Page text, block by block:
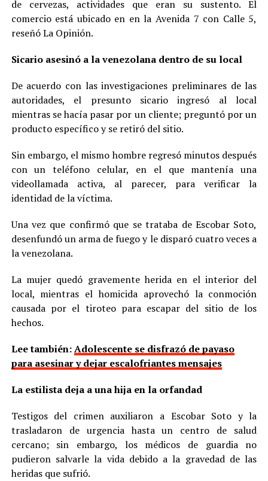
de cervezas, actividades que eran su sustento. El
comercio está ubicado en en la Avenida 7 con Calle 5,
reseñó La Opinión.
Sicario asesinó a la venezolana dentro de su local
De acuerdo con las investigaciones preliminares de las
autoridades, el presunto sicario ingresó al local
mientras se hacía pasar por un cliente; preguntó por un
producto específico y se retiró del sitio.
Sin embargo, el mismo hombre regresó minutos después
con un teléfono celular, en el que mantenía una
videollamada activa, al parecer, para verificar la
identidad de la víctima.
Una vez que confirmó que se trataba de Escobar Soto,
desenfundó un arma de fuego y le disparó cuatro veces a
la venezolana.
La mujer quedó gravemente herida en el interior del
local, mientras el homicida aprovechó la conmoción
causada por el tiroteo para escapar del sitio de los
hechos.
Lee también:Adolescente se disfrazó de payaso
para asesinar y dejar escalofriantes mensajes
La estilista deja a una hija en la orfandad
Testigos del crimen auxiliaron a Escobar Soto y la
trasladaron de urgencia hasta un centro de salud
cercano; sin embargo, los médicos de guardia no
pudieron salvarle la vida debido a la gravedad de las
heridas que sufrió.